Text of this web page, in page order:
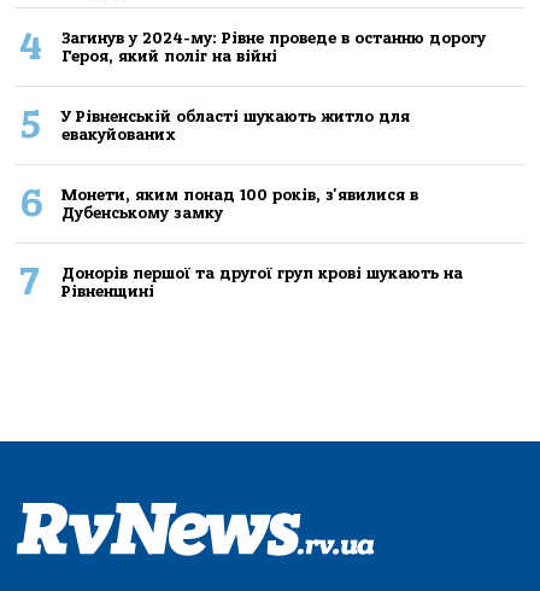
4
Загинув у 2024-му: Рівне проведе в останню дорогу
Героя, який поліг на війні
5
У Рівненській області шукають житло для
евакуйованих
6
Монети, яким понад 100 років, з'явилися в
Дубенському замку
7
Донорів першої та другої груп крові шукають на
Рівненщині